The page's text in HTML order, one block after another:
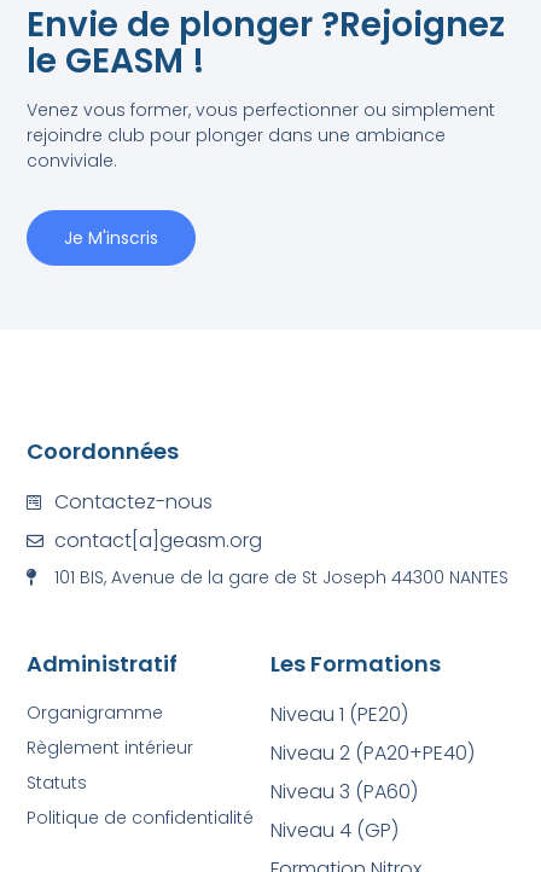
Envie de plonger ?Rejoignez
le GEASM !
Venez vous former, vous perfectionner ou simplement
rejoindre club pour plonger dans une ambiance
conviviale.
Je M'inscris
Les Formations
Niveau 1 (PE20)
Niveau 2 (PA20+PE40)
Niveau 3 (PA60)
Niveau 4 (GP)
Administratif
Organigramme
Règlement intérieur
Statuts
Politique de confidentialité
Coordonnées
Contactez-nous
contact[a]geasm.org
101 BIS, Avenue de la gare de St Joseph 44300 NANTES